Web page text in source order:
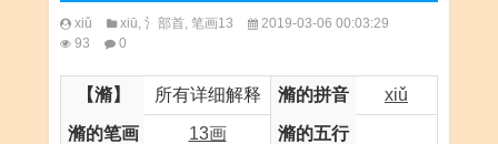
xiǔ xiū, 氵部首, 笔画13
2019-03-06 00:03:29
93
0
【滫】 所有详细解释 滫的拼音 xiǔ
滫的笔画 13画 滫的五行